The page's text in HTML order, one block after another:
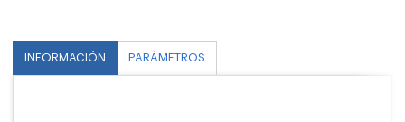
INFORMACIÓN PARÁMETROS